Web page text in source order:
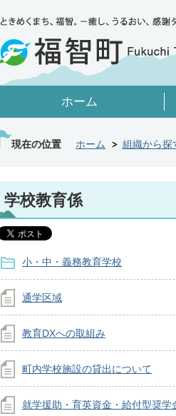
ホーム
現在の位置 ホーム 組織から探
学校教育係
小・中・義務教育学校
通学区域
教育DXへの取組み
町内学校施設の貸出について
就学援助・育英資金・給付型奨学